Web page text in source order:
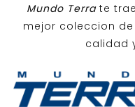
Mundo Terra te
mejor coleccion de
calidad